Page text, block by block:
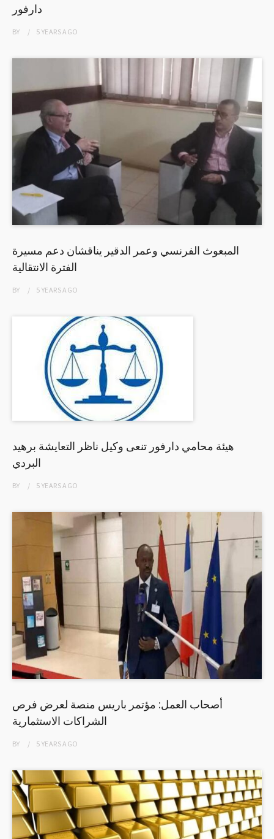
دارفور
BY 5 YEARSAGO
المبعوث الفرنسي وعمر الدقير يناقشان دعم مسيرة
الفترة الانتقالية
BY 5 YEARSAGO
هيئة محامي دارفور تنعى وكيل ناظر التعايشة برهيد
البردي
BY 5 YEARSAGO
أصحاب العمل: مؤتمر باريس منصة لعرض فرص
الشراكات الاستثمارية
BY 5 YEARSAGO